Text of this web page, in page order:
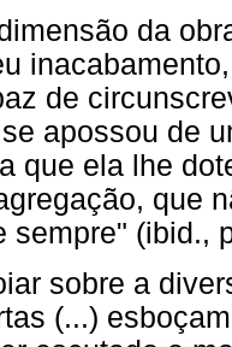
da
de
apossou de
que ela lhe
que
sempre" (ibid.,
sobre a
(...)